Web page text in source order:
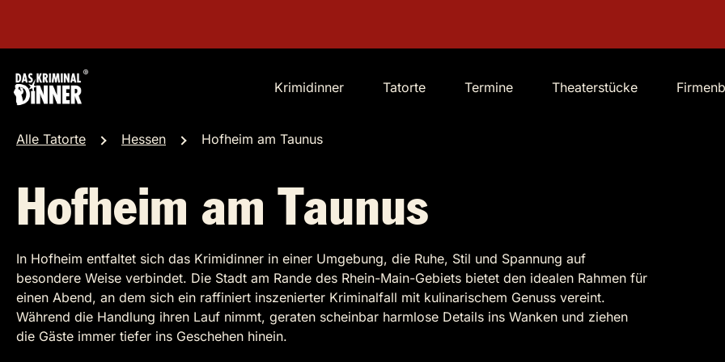
Krimidinner Tatorte Termine Theaterstücke
Alle Tatorte Hessen Hofheim am Taunus
Hofheim am Taunus
In Hofheim entfaltet sich das Krimidinner in einer Umgebung, die Ruhe, Stil und Spannung auf
besondere Weise verbindet. Die Stadt am Rande des Rhein-Main-Gebiets bietet den idealen Rahmen für
einen Abend, an dem sich ein raffiniert inszenierter Kriminalfall mit kulinarischem Genuss vereint.
Während die Handlung ihren Lauf nimmt, geraten scheinbar harmlose Details ins Wanken und ziehen
die Gäste immer tiefer ins Geschehen hinein.